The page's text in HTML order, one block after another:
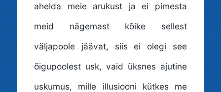
ahelda meie arukust ja ei pimesta
meid nägemast kõike sellest
väljapoole jäävat, siis ei olegi see
õigupoolest usk, vaid üksnes ajutine
uskumus, mille illusiooni kütkes me